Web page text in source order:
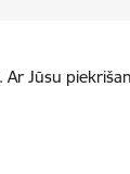
Jūsu